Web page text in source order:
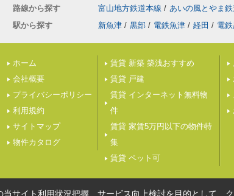
路線から探す
富山地方鉄道本線 / あいの風とやま鉄
駅から探す
新魚津 / 黒部 / 電鉄魚津 / 経田 / 電
ホーム
会社概要
プライバシーポリシー
利用規約
サイトマップ
物件カタログ
賃貸 新築 築浅おすすめ
賃貸 戸建
賃貸 インターネット無料物
件
賃貸 家賃5万円以下の物件特
集
賃貸 ペット可
サイト利用状況把握、サービス向上検討を目的として、